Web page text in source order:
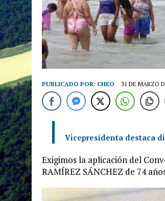
PUBLICADO POR: CHEO 31 DE MARZO
Vicepresidenta destaca
Exigimos la aplicación del
RAMÍREZ SÁNCHEZ de 74